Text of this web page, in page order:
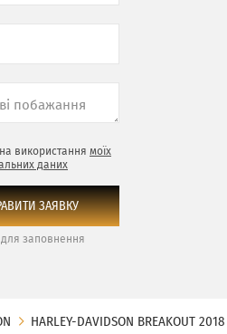
використання моїх
даних
заповнення
HARLEY-DAVIDSON BREAKOUT 2018